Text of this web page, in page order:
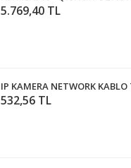
5.769,40 TL
532,56 TL